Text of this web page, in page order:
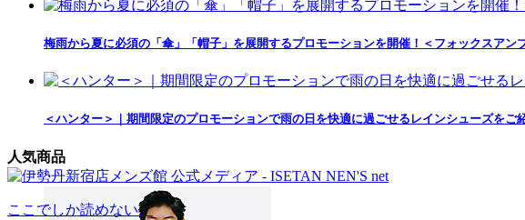
梅雨から夏に必須の「傘」「帽子」を展開するプロモーションを開催！＜フォックスア
＜ハンター＞｜期間限定のプロモーションで雨の日を快適に過ごせるレインシューズをご
人気商品
ここでしか読めない、